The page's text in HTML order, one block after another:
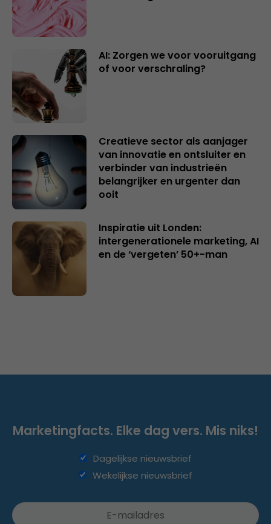
AI: Zorgen we voor vooruitgang
of voor verschraling?
Creatieve sector als aanjager
van innovatie en ontsluiter en
verbinder van industrieën
belangrijker en urgenter dan
ooit
Inspiratie uit Londen:
intergenerationele marketing, AI
en de ‘vergeten’ 50+-man
Marketingfacts. Elke dag vers. Mis niks!
Dagelijkse nieuwsbrief
Wekelijkse nieuwsbrief